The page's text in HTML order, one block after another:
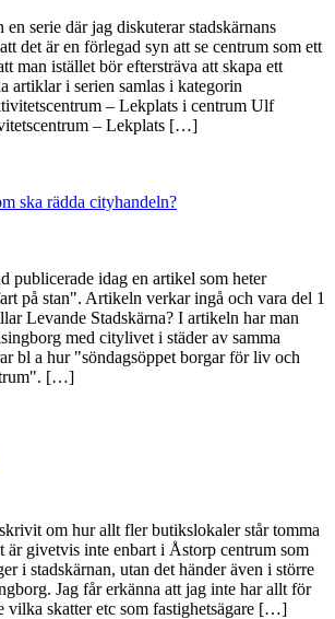
serie där jag diskuterar stadskärnans
det är en förlegad syn att se centrum som ett
man istället bör eftersträva att skapa ett
artiklar i serien samlas i kategorin
– Lekplats i centrum Ulf
– Lekplats […]
ska rädda cityhandeln?
publicerade idag en artikel som heter
på stan". Artikeln verkar ingå och vara del 1
Levande Stadskärna? I artikeln har man
med citylivet i städer av samma
bl a hur "söndagsöppet borgar för liv och
[…]
om hur allt fler butikslokaler står tomma
är givetvis inte enbart i Åstorp centrum som
i stadskärnan, utan det händer även i större
Jag får erkänna att jag inte har allt för
vilka skatter etc som fastighetsägare […]